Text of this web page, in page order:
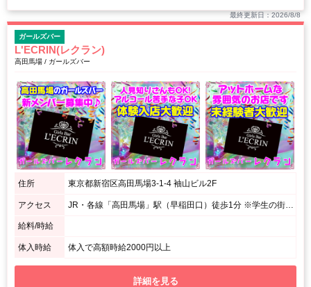
最終更新日：2026/8/8
ガールズバー
L'ECRIN(レクラン)
高田馬場 / ガールズバー
住所 東京都新宿区高田馬場3-1-4 袖山ビル2F
アクセス
給料/時給
体入時給 体入で高額時給2000円以上
詳細を見る